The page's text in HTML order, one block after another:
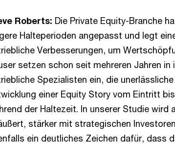
Roberts: Die Private Equity-Branche
Halteperioden angepasst und legt
Verbesserungen, um
setzen schon seit mehreren Jahren
Spezialisten ein, die
einer Equity Story vom Eintritt
der Haltezeit. In unserer Studie wird
stärker mit strategischen
ein deutliches Zeichen dafür, dass